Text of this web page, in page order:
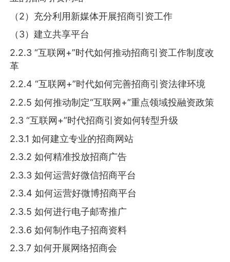
（2）充分利用新媒体开展招商引资工作
（3）建立共享平台
2.2.3 “互联网+”时代如何推动招商引资工作制度改
革
2.2.4 “互联网+”时代如何完善招商引资法律环境
2.2.5 如何推动制定“互联网+”重点领域投融资政策
2.3 “互联网+”时代招商引资如何转型升级
2.3.1 如何建立专业的招商网站
2.3.2 如何精准投放招商广告
2.3.3 如何运营好微信招商平台
2.3.4 如何运营好微博招商平台
2.3.5 如何进行电子邮寄推广
2.3.6 如何制作电子招商资料
2.3.7 如何开展网络招商会